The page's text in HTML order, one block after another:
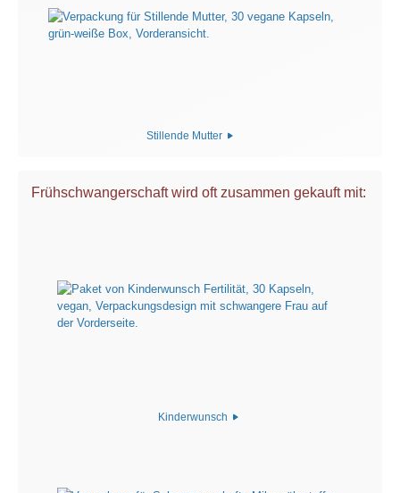
Stillende Mutter
Frühschwangerschaft wird oft zusammen gekauft mit:
Kinderwunsch